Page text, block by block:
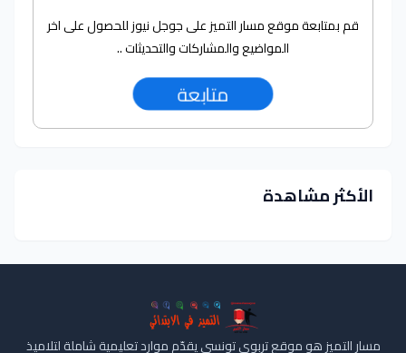
قم بمتابعة موقع مسار التميز على جوجل نيوز للحصول على اخر
المواضيع والمشاركات والتحديثات ..
متابعة
الأكثر مشاهدة
مسار التميز هو موقع تربوي تونسي يقدّم موارد تعليمية شاملة لتلاميذ